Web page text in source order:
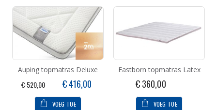
Auping topmatras Deluxe
€ 520,00
Speciale
prijs
€ 416,00
VOEG TOE
Eastborn topmatras Latex
€ 360,00
VOEG TOE